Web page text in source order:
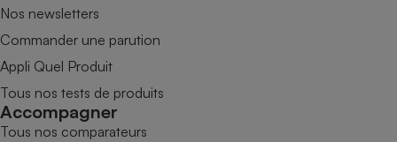
Nos newsletters
Commander une parution
Appli Quel Produit
Tous nos tests de produits
Accompagner
Tous nos comparateurs